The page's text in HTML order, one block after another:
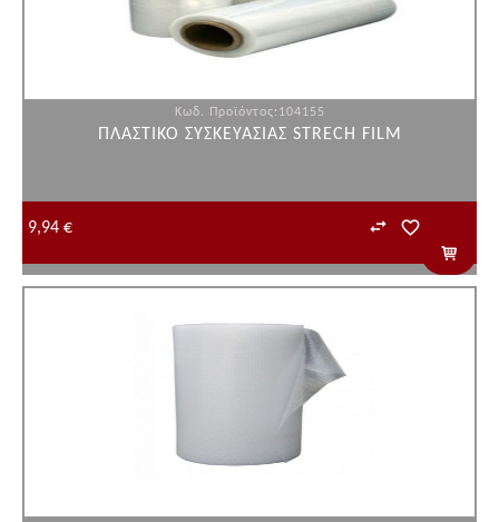
Κωδ. Προϊόντος:104155
ΠΛΑΣΤΙΚΟ ΣΥΣΚΕΥΑΣΙΑΣ STRECH FILM
9,94 €